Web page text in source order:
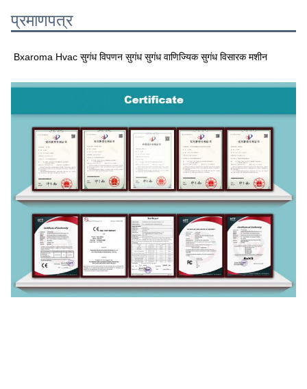
प्रमाणपत्र
Bxaroma Hvac सुगंध विपणन सुगंध सुगंध वाणिज्यिक सुगंध विसारक मशीन